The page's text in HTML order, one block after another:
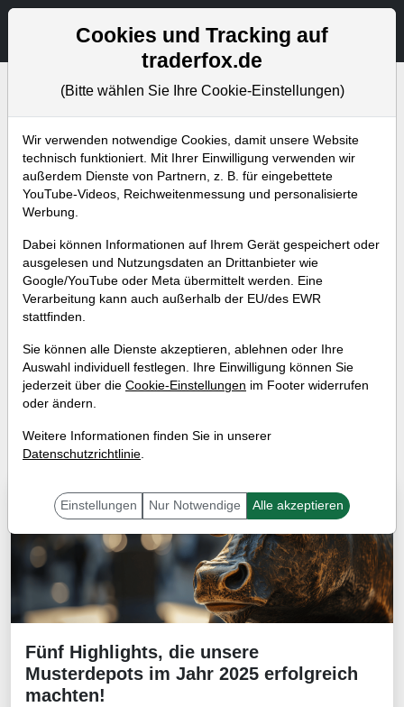
Aktien- und Artikelsuche
Tradingerfolge
Abonniere jetzt unseren wöchentlichen
neuen Aktienanalysen oder
Weiterentwicklungen zu verpassen.
Alle ArtikelAktuellesWeekly BriefingTrader-Blog
Tradingerfolge
Tradingerfolge
Fünf Highlights, die unsere
Musterdepots im Jahr 2025 erfolgreich
machten!
Cookies und Tracking auf
traderfox.de
(Bitte wählen Sie Ihre Cookie-Einstellungen)
Wir verwenden notwendige Cookies, damit unsere Website
technisch funktioniert. Mit Ihrer Einwilligung verwenden wir
außerdem Dienste von Partnern, z. B. für eingebettete
YouTube-Videos, Reichweitenmessung und personalisierte
Werbung.
Dabei können Informationen auf Ihrem Gerät gespeichert oder
ausgelesen und Nutzungsdaten an Drittanbieter wie
Google/YouTube oder Meta übermittelt werden. Eine
Verarbeitung kann auch außerhalb der EU/des EWR
stattfinden.
Sie können alle Dienste akzeptieren, ablehnen oder Ihre
Auswahl individuell festlegen. Ihre Einwilligung können Sie
jederzeit über die Cookie-Einstellungen im Footer widerrufen
oder ändern.
Weitere Informationen finden Sie in unserer
Datenschutzrichtlinie.
Einstellungen Nur Notwendige Alle akzeptieren